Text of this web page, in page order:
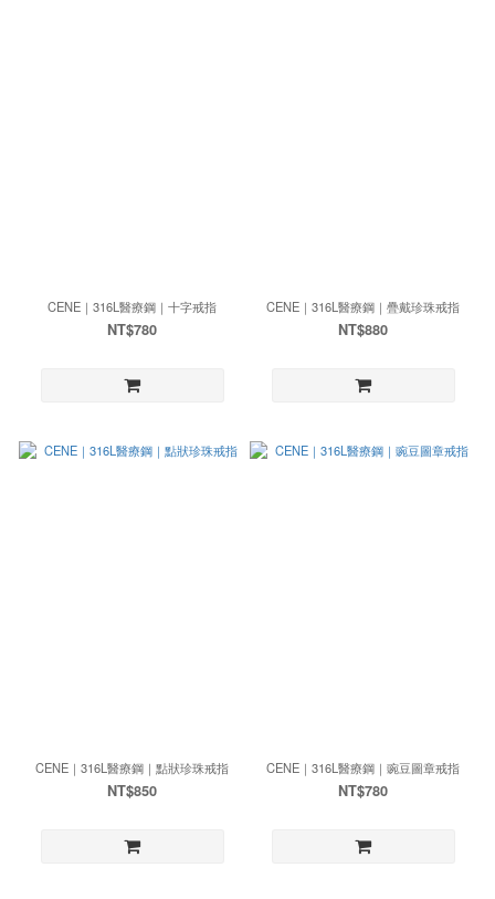
CENE｜316L醫療鋼｜十字戒指
NT$780
CENE｜316L醫療鋼｜疊戴珍珠戒指
NT$880
CENE｜316L醫療鋼｜點狀珍珠戒指
NT$850
CENE｜316L醫療鋼｜豌豆圖章戒指
NT$780